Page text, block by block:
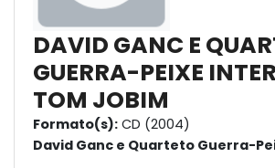
DAVID GANC E
GUERRA-PEIXE
TOM JOBIM
Formato(s): CD (2004)
David Ganc e Quarteto Guerra-